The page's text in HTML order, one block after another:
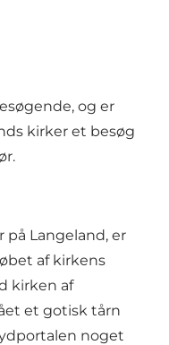
og er
kirker et besøg
på Langeland, er
af kirkens
kirken af
et gotisk tårn
noget